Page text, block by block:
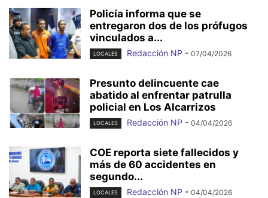
Policía informa que se
entregaron dos de los prófugos
vinculados a...
LOCALES Redacción NP - 07/04/2026
Presunto delincuente cae
abatido al enfrentar patrulla
policial en Los Alcarrizos
LOCALES Redacción NP - 04/04/2026
COE reporta siete fallecidos y
más de 60 accidentes en
segundo...
LOCALES Redacción NP - 04/04/2026